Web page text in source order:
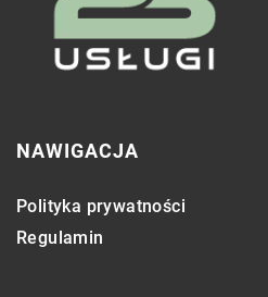
NAWIGACJA
Polityka prywatności
Regulamin